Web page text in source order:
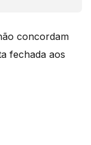
concordam
fechada aos